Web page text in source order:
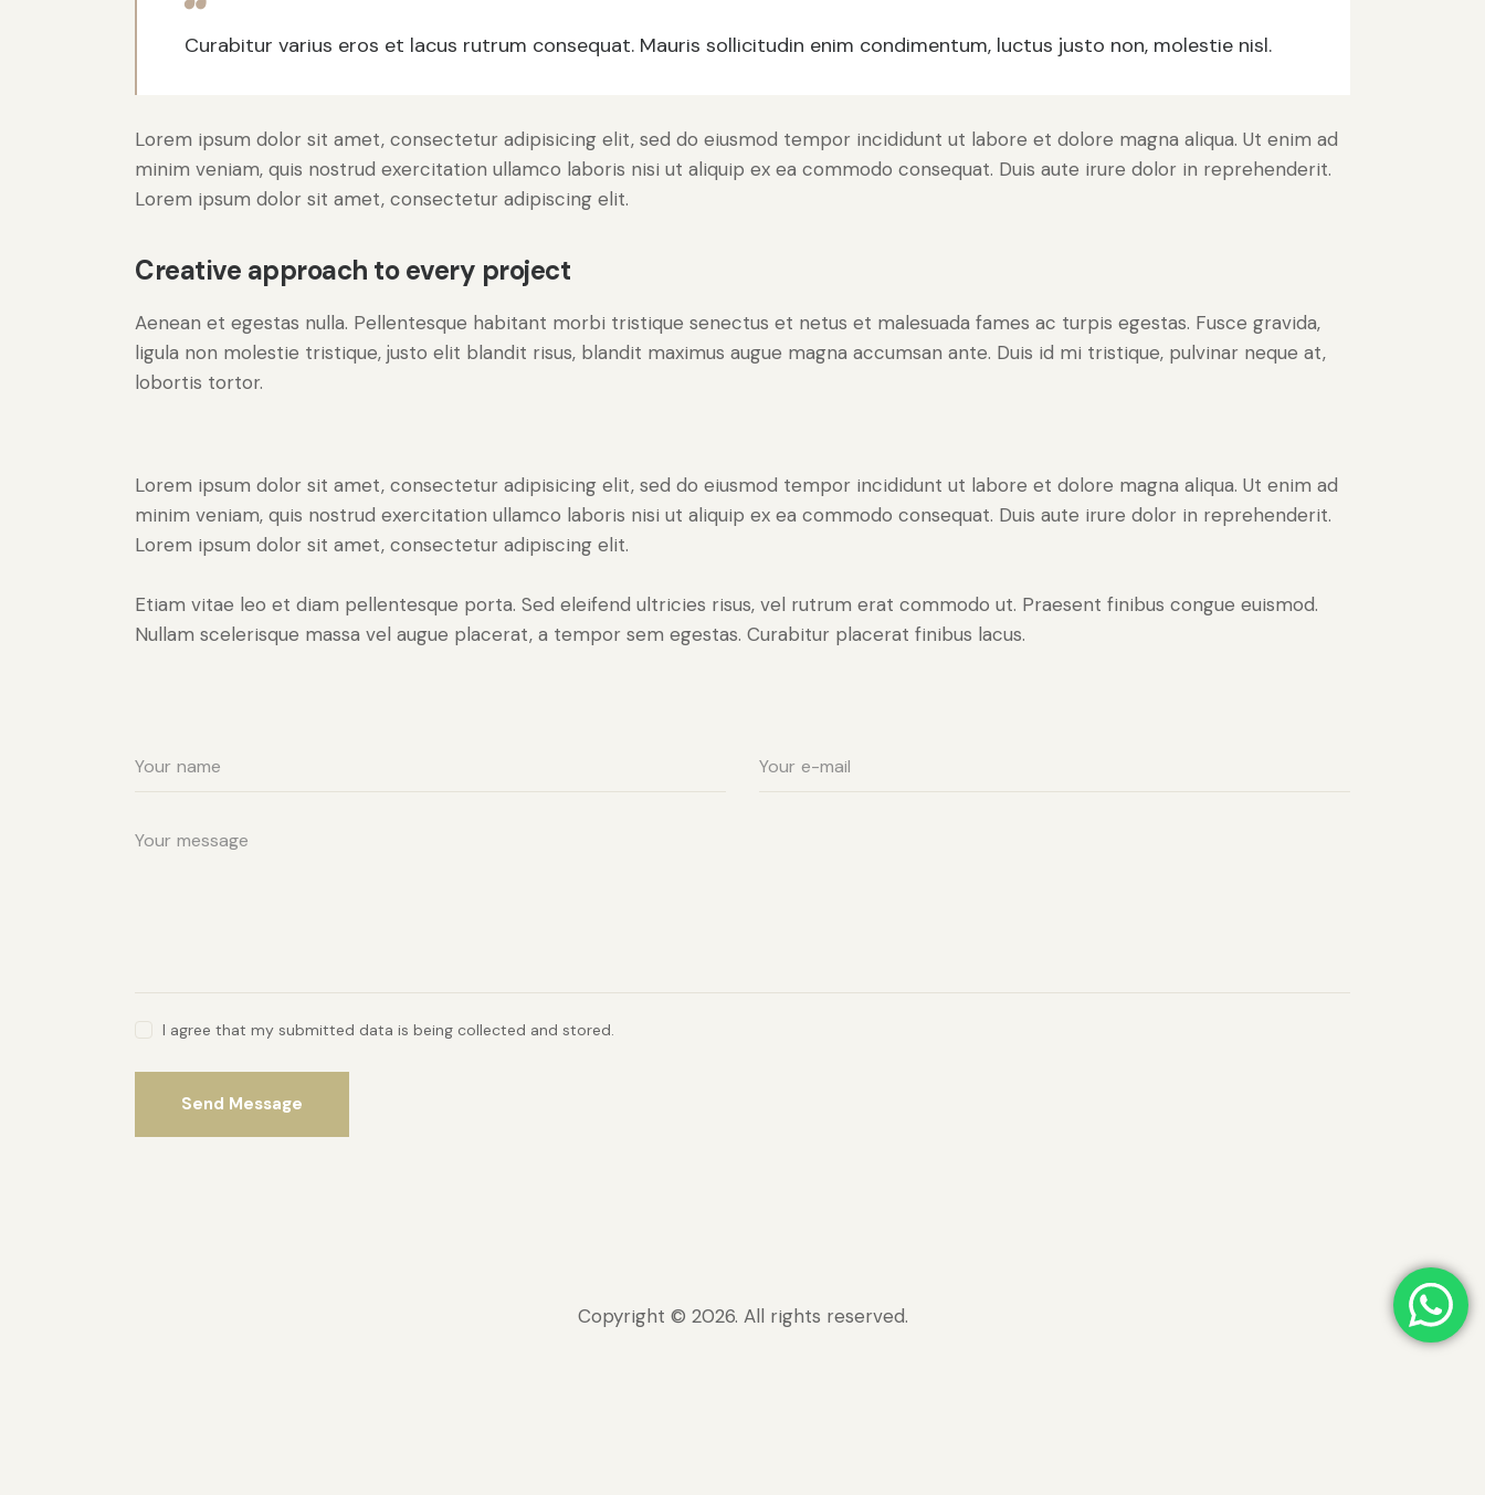
Curabitur varius eros et lacus rutrum consequat. Mauris sollicitudin enim condimentum, luctus justo non, molestie nisl.
Lorem ipsum dolor sit amet, consectetur adipisicing elit, sed do eiusmod tempor incididunt ut labore et dolore magna aliqua. Ut enim ad
minim veniam, quis nostrud exercitation ullamco laboris nisi ut aliquip ex ea commodo consequat. Duis aute irure dolor in reprehenderit.
Lorem ipsum dolor sit amet, consectetur adipiscing elit.
Creative approach to every project
Aenean et egestas nulla. Pellentesque habitant morbi tristique senectus et netus et malesuada fames ac turpis egestas. Fusce gravida,
ligula non molestie tristique, justo elit blandit risus, blandit maximus augue magna accumsan ante. Duis id mi tristique, pulvinar neque at,
lobortis tortor.
Lorem ipsum dolor sit amet, consectetur adipisicing elit, sed do eiusmod tempor incididunt ut labore et dolore magna aliqua. Ut enim ad
minim veniam, quis nostrud exercitation ullamco laboris nisi ut aliquip ex ea commodo consequat. Duis aute irure dolor in reprehenderit.
Lorem ipsum dolor sit amet, consectetur adipiscing elit.
Etiam vitae leo et diam pellentesque porta. Sed eleifend ultricies risus, vel rutrum erat commodo ut. Praesent finibus congue euismod.
Nullam scelerisque massa vel augue placerat, a tempor sem egestas. Curabitur placerat finibus lacus.
I agree that my submitted data is being collected and stored.
Send Message
Copyright © 2026. All rights reserved.